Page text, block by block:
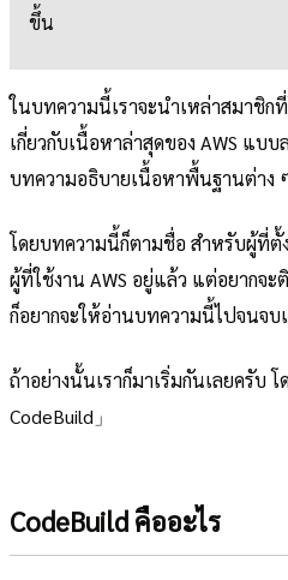
ขึ้น
ในบทความนี้เราจะนำเหล่าสมาชิ
เกี่ยวกับเนื้อหาล่าสุดของ AWS แบ
บทความอธิบายเนื้อหาพื้นฐานต่าง
โดยบทความนี้ก็ตามชื่อ สำหรับผู้ที่ตั้ง
ผู้ที่ใช้งาน AWS อยู่แล้ว แต่อยากจ
ก็อยากจะให้อ่านบทความนี้ไปจนจบ
ถ้าอย่างนั้นเราก็มาเริ่มกันเลยครับ
CodeBuild」
CodeBuild คืออะไร